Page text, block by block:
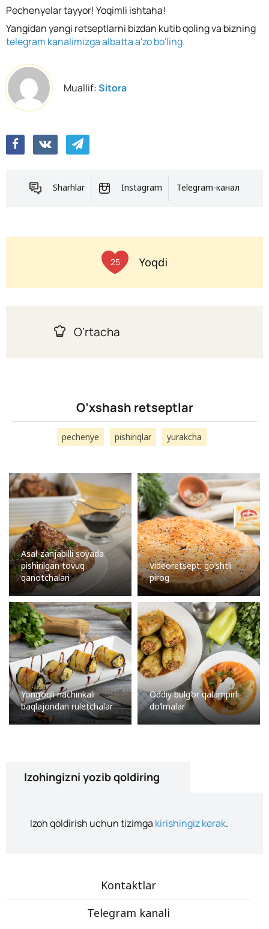
Pechenyelar tayyor! Yoqimli ishtaha!
Yangidan yangi retseptlarni bizdan kutib qoling va bizning
telegram kanalimizga albatta a'zo bo'ling.
Muallif:Sitora
Sharhlar Instagram Telegram-канал
25 Yoqdi
O’rtacha
O’xshash retseptlar
pechenye pishiriqlar yurakcha
Asal-zanjabilli soyada
pishirilgan tovuq
qanotchalari
Videoretsept: go’shtli
pirog
Yong’oqli nachinkali
baqlajondan ruletchalar
Oddiy bulg’or qalampirli
do’lmalar
Izohingizni yozib qoldiring
Izoh qoldirish uchun tizimga kirishingiz kerak.
Kontaktlar
Telegram kanali